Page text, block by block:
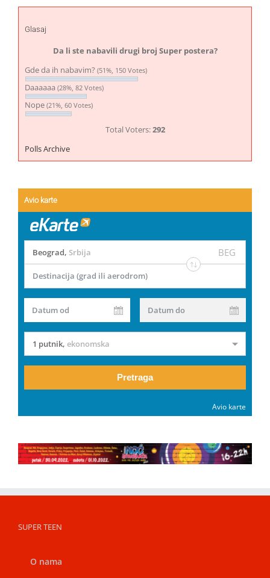
Glasaj
Da li ste nabavili drugi broj Super postera?
Gde da ih nabavim? (51%, 150 Votes)
Daaaaaa (28%, 82 Votes)
Nope (21%, 60 Votes)
Total Voters:292
Polls Archive
Avio karte
Beograd, Srbija BEG
Destinacija (grad ili aerodrom)
Datum od Datum do
1 putnik, ekonomska
Pretraga
Avio karte
SUPER TEEN
O nama